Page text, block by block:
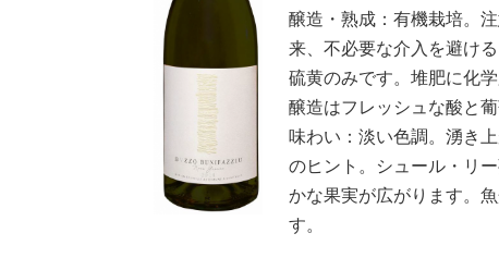
醸造・熟成：有機栽培。
来、不必要な介入を避け
硫黄のみです。堆肥に化
醸造はフレッシュな酸と
味わい：淡い色調。湧き
のヒント。シュール・リ
かな果実が広がります。
す。